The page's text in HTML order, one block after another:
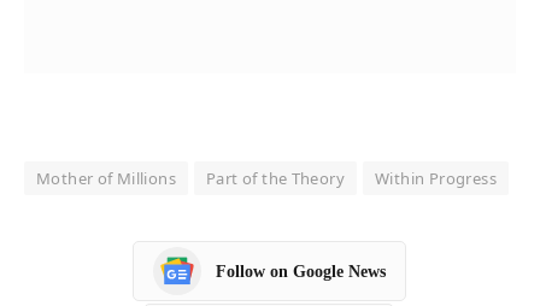
Mother of Millions Part of the Theory Within Progress
Follow on Google News